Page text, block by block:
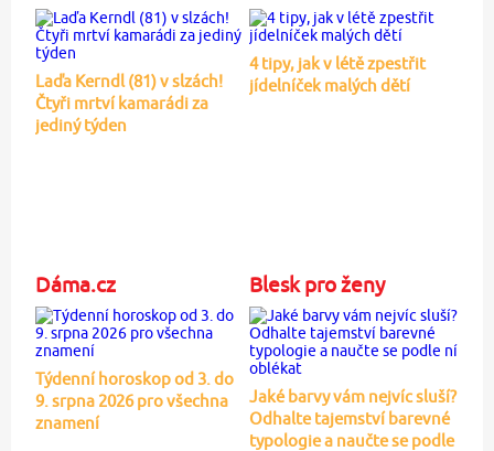
Laďa Kerndl (81) v slzách!
Čtyři mrtví kamarádi za
jediný týden
4 tipy, jak v létě zpestřit
jídelníček malých dětí
Dáma.cz
Týdenní horoskop od 3. do
9. srpna 2026 pro všechna
znamení
Blesk pro ženy
Jaké barvy vám nejvíc sluší?
Odhalte tajemství barevné
typologie a naučte se podle